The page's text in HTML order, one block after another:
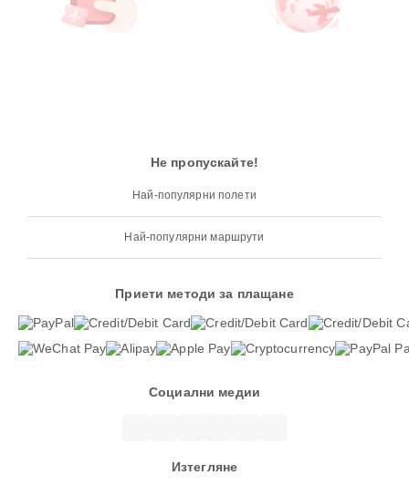
Не пропускайте!
Най-популярни полети
Най-популярни маршрути
Приети методи за плащане
Социални медии
Изтегляне